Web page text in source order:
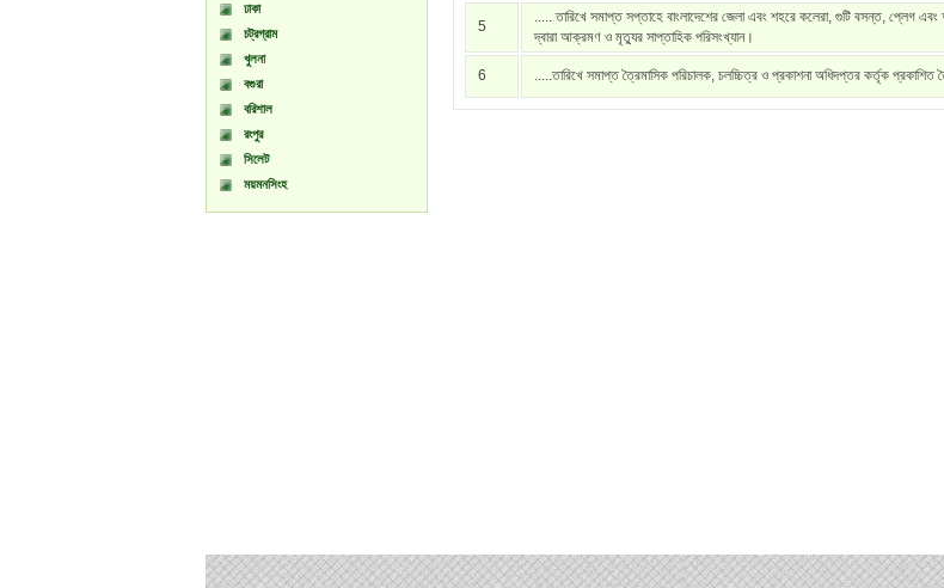
ঢাকা
চট্রগ্রাম
খুলনা
বগুরা
বরিশাল
রংপুর
সিলেট
ময়মনসিংহ
5
..... তারিখে সমাপ্ত সপ্তাহে বাংলাদেশের জেলা এবং শহরে কলেরা, গুটি বসন্ত, প্লেগ এবং
দ্বারা আক্রমণ ও মৃত্যুর সাপ্তাহিক পরিসংখ্যান।
6 .....তারিখে সমাপ্ত ত্রৈমাসিক পরিচালক, চলচ্চিত্র ও প্রকাশনা অধিদপ্তর কর্তৃক প্রকাশিত